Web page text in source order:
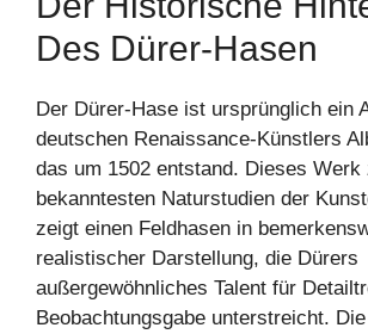
Des Dürer-Hasen
Der Dürer-Hase ist ursprünglich ein
deutschen Renaissance-Künstlers
das um 1502 entstand. Dieses Werk
bekanntesten Naturstudien der
zeigt einen Feldhasen in
realistischer Darstellung, die Dürers
außergewöhnliches Talent für
Beobachtungsgabe unterstreicht.